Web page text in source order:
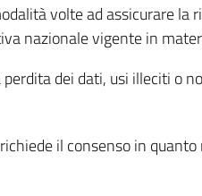
volte ad assicurare
nazionale vigente in
dei dati, usi illeciti o
il consenso in